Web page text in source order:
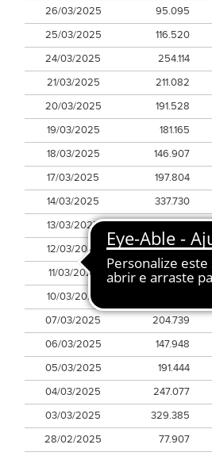
26/03/2025
95.095
25/03/2025
116.520
24/03/2025
254.114
21/03/2025
211.082
20/03/2025
191.528
19/03/2025
181.165
18/03/2025
146.907
17/03/2025
197.804
14/03/2025
337.730
13/03/2025
881.052
12/03/2025
148.979
11/03/2025
81.116
10/03/2025
07/03/2025
204.739
06/03/2025
147.948
05/03/2025
191.444
04/03/2025
247.077
03/03/2025
329.385
28/02/2025
77.907